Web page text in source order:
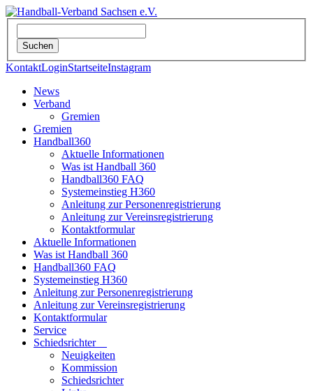
KontaktLoginStartseiteInstagram
News
Verband
Gremien
Gremien
Handball360
Aktuelle Informationen
Was ist Handball 360
Handball360 FAQ
Systemeinstieg H360
Anleitung zur Personenregistrierung
Anleitung zur Vereinsregistrierung
Kontaktformular
Aktuelle Informationen
Was ist Handball 360
Handball360 FAQ
Systemeinstieg H360
Anleitung zur Personenregistrierung
Anleitung zur Vereinsregistrierung
Kontaktformular
Service
Schiedsrichter
Neuigkeiten
Kommission
Schiedsrichter